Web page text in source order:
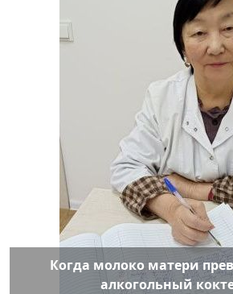
Когда молоко матери
алкогольный